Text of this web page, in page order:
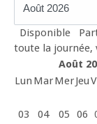
Disponible
toute la journée,
Août
Lun MarMerJeu
03
04 05 06